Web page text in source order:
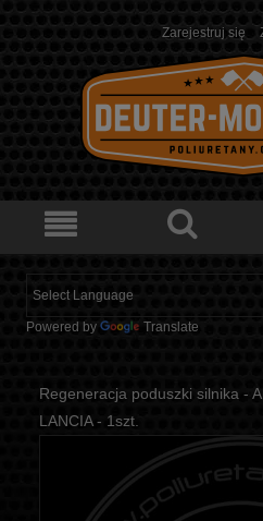
Zarejestruj się
Powered by Translate
Regeneracja poduszki silnika -
LANCIA - 1szt.